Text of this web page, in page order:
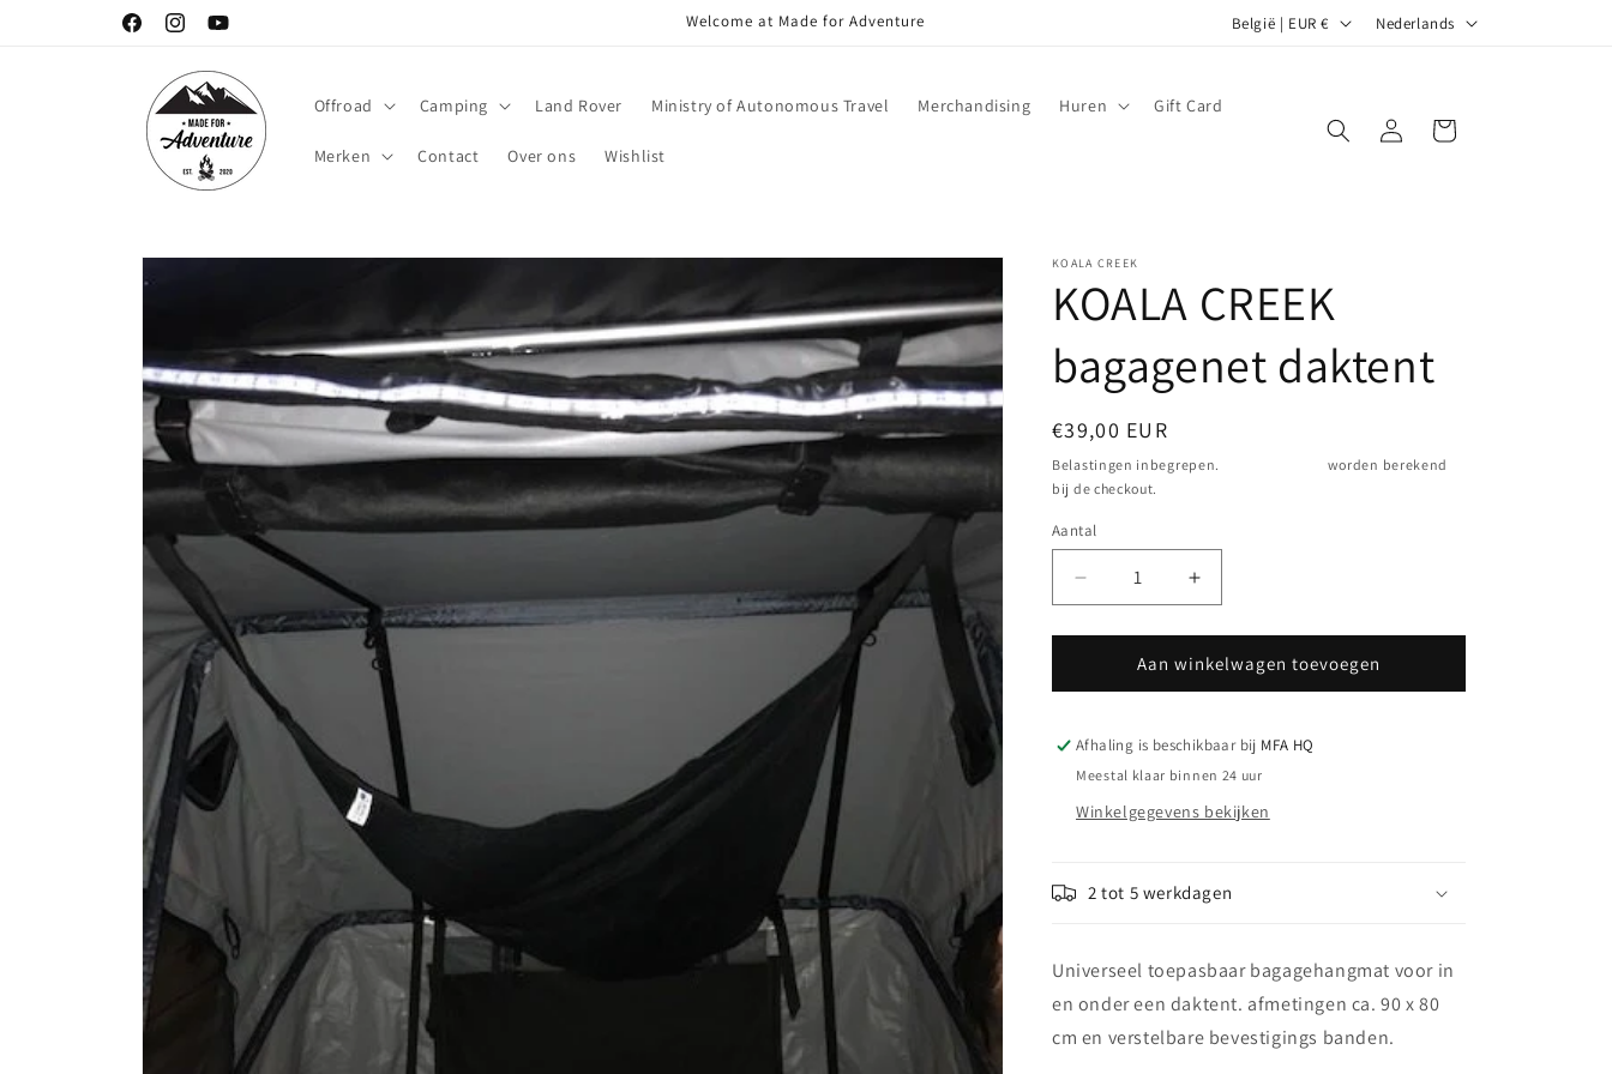
FacebookInstagramYouTube
Welcome at Made for Adventure
n
i
o
België | EUR € Nederlands
Offroad Camping Land Rover Ministry of Autonomous Travel Merchandising Huren Gift Card
Merken Contact Over ons Wishlist
InloggenWinkelwagen
KOALA CREEK
KOALA CREEK
bagagenet daktent
Normale
prijs
€39,00 EUR
Belastingen inbegrepen.
worden berekend
bij de checkout.
Aantal
Aantal
Aantal
verlagen
voor
KOALA
CREEK
daktent
Aantal
verhogen
voor
KOALA
CREEK
daktent
Aan winkelwagen toevoegen
Afhaling is beschikbaar bij MFA HQ
Meestal klaar binnen 24 uur
Winkelgegevens bekijken
2 tot 5 werkdagen
Universeel toepasbaar bagagehangmat voor in
en onder een daktent. afmetingen ca. 90 x 80
cm en verstelbare bevestigings banden.